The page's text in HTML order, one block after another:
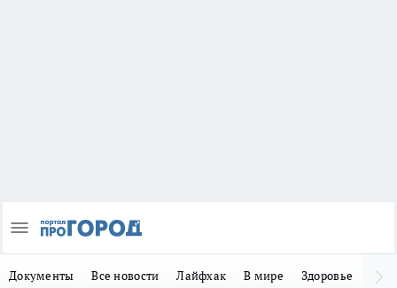
Документы Все новости Лайфхак В мире Здоровье